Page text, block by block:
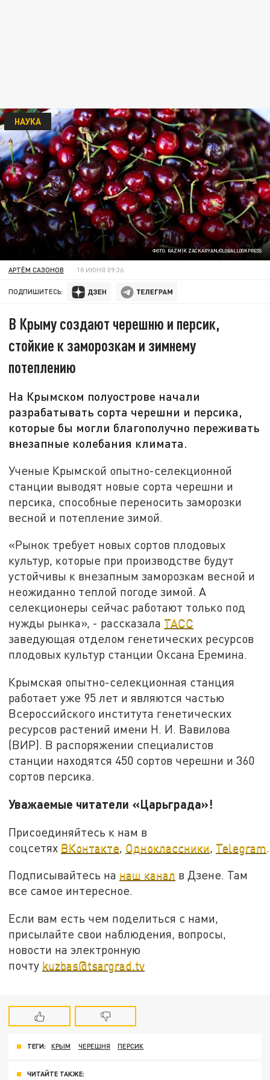
ФОТО: RAZMIK ZACKARYAN/GLOBALLOOKPRESS
НАУКА
АРТЁМ САЗОНОВ 18 ИЮНЯ 09:36
ПОДПИШИТЕСЬ:
В Крыму создают черешню и персик,
стойкие к заморозкам и зимнему
потеплению
На Крымском полуострове начали
разрабатывать сорта черешни и персика,
которые бы могли благополучно переживать
внезапные колебания климата.
Ученые Крымской опытно-селекционной
станции выводят новые сорта черешни и
персика, способные переносить заморозки
весной и потепление зимой.
«Рынок требует новых сортов плодовых
культур, которые при производстве будут
устойчивы к внезапным заморозкам весной и
неожиданно теплой погоде зимой. А
селекционеры сейчас работают только под
нужды рынка», - рассказала ТАСС
заведующая отделом генетических ресурсов
плодовых культур станции Оксана Еремина.
Крымская опытно-селекционная станция
работает уже 95 лет и являются частью
Всероссийского института генетических
ресурсов растений имени Н. И. Вавилова
(ВИР). В распоряжении специалистов
станции находятся 450 сортов черешни и 360
сортов персика.
Уважаемые читатели «Царьграда»!
Присоединяйтесь к нам в
соцсетях ВКонтакте Одноклассники Telegram
Подписывайтесь на наш канал в Дзене. Там
все самое интересное.
Если вам есть чем поделиться с нами,
присылайте свои наблюдения, вопросы,
новости на электронную
почту kuzbas@tsargrad.tv
ТЕГИ: КРЫМ ЧЕРЕШНЯ ПЕРСИК
ЧИТАЙТЕ ТАКЖЕ: